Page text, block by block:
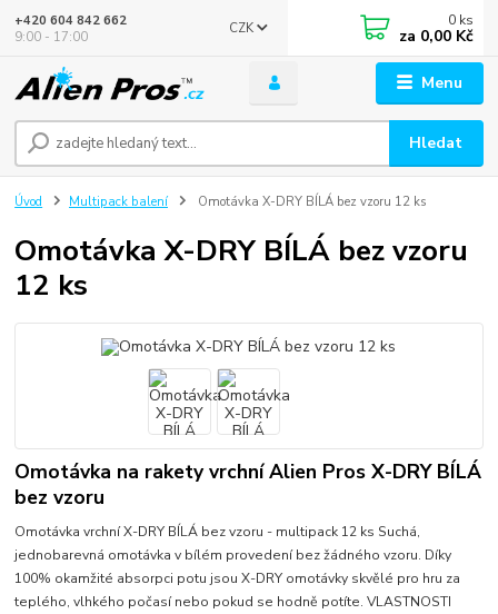
Menu
CZK
Hledat
+420 604 842 662
9:00 - 17:00
0 ks
za 0,00 Kč
Úvod Multipack balení Omotávka X-DRY BÍLÁ bez vzoru 12 ks
Omotávka X-DRY BÍLÁ bez vzoru
12 ks
Omotávka na rakety vrchní Alien Pros X-DRY BÍLÁ
bez vzoru
Omotávka vrchní X-DRY BÍLÁ bez vzoru - multipack 12 ks Suchá,
jednobarevná omotávka v bílém provedení bez žádného vzoru. Díky
100% okamžité absorpci potu jsou X-DRY omotávky skvělé pro hru za
teplého, vlhkého počasí nebo pokud se hodně potíte. VLASTNOSTI